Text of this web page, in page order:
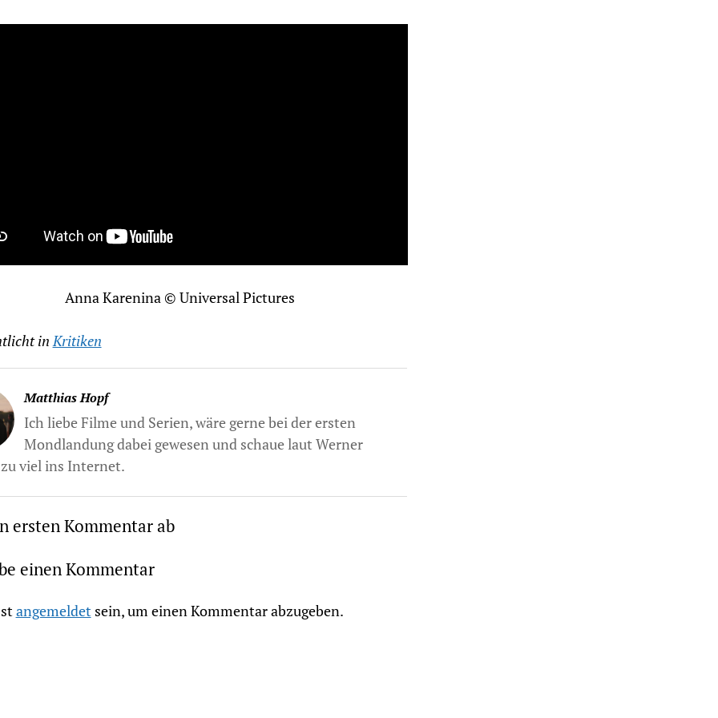
Anna Karenina © Universal Pictures
inKritiken
Matthias Hopf
Ich liebe Filme und Serien, wäre gerne bei der ersten
Mondlandung dabei gewesen und schaue laut Werner
viel ins Internet.
ersten Kommentar ab
einen Kommentar
angemeldetsein, um einen Kommentar abzugeben.